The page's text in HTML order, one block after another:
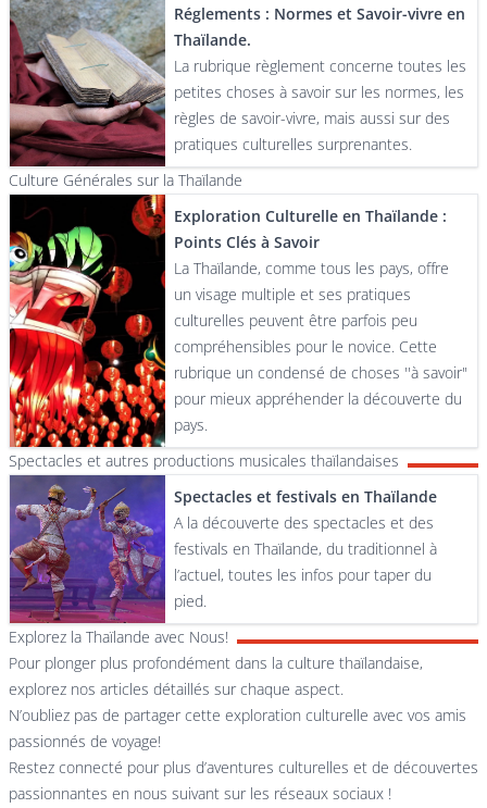
Réglements : Normes et Savoir-vivre en
Thaïlande.
La rubrique règlement concerne toutes les
petites choses à savoir sur les normes, les
règles de savoir-vivre, mais aussi sur des
pratiques culturelles surprenantes.
Culture Générales sur la Thaïlande
Exploration Culturelle en Thaïlande :
Points Clés à Savoir
La Thaïlande, comme tous les pays, offre
un visage multiple et ses pratiques
culturelles peuvent être parfois peu
compréhensibles pour le novice. Cette
rubrique un condensé de choses ''à savoir"
pour mieux appréhender la découverte du
pays.
Spectacles et autres productions musicales thaïlandaises
Spectacles et festivals en Thaïlande
A la découverte des spectacles et des
festivals en Thaïlande, du traditionnel à
l’actuel, toutes les infos pour taper du
pied.
Explorez la Thaïlande avec Nous!
Pour plonger plus profondément dans la culture thaïlandaise,
explorez nos articles détaillés sur chaque aspect.
N’oubliez pas de partager cette exploration culturelle avec vos amis
passionnés de voyage!
Restez connecté pour plus d’aventures culturelles et de découvertes
passionnantes en nous suivant sur les réseaux sociaux !